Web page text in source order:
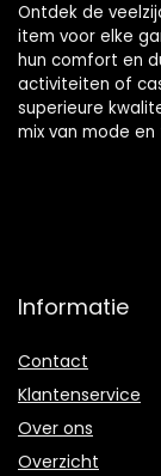
Ontdek de
item voor elke
hun comfort en
activiteiten of
superieure
mix van mode
Informatie
Contact
Klantenservice
Over ons
Overzicht